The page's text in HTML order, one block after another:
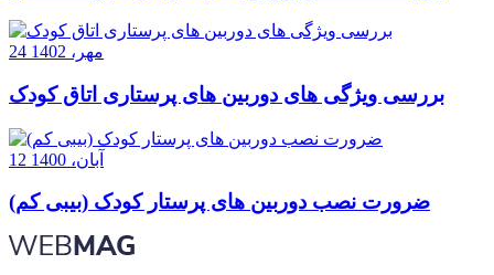
24 مهر، 1402
بررسی ویژگی های دوربین های پرستاری اتاق کودک
12 آبان، 1400
ضرورت نصب دوربین های پرستار کودک (بیبی کم)